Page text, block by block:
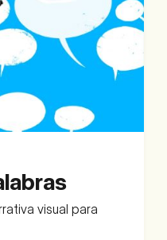
visual para